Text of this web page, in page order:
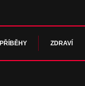
PŘÍBĚHY ZDRAVÍ